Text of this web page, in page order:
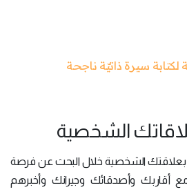
الشخصية
الشخصية خلال البحث عن فرصة
أقاربك وأصدقائك وجيرانك وأخبرهم